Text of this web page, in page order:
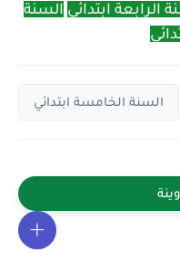
الرابعة ابتدائي السنة
السنة الخامسة ابتدائي